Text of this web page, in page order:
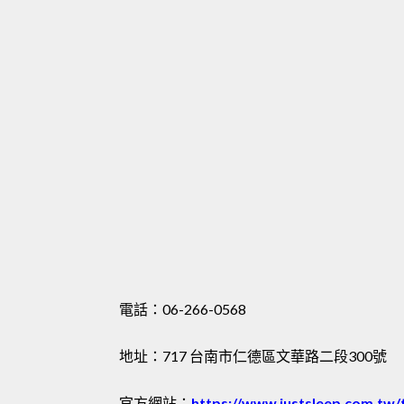
電話：06-266-0568
地址：717 台南市仁德區文華路二段300號